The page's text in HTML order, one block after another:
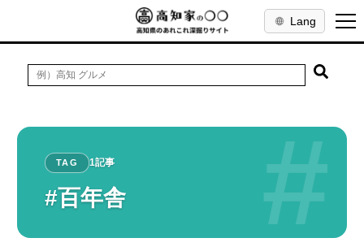
Lang
#
TAG 1記事
#百年舎